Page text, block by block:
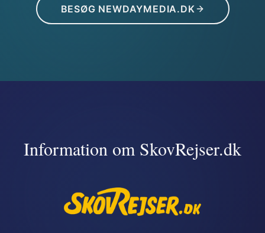
BESØG NEWDAYMEDIA.DK
Information om SkovRejser.dk